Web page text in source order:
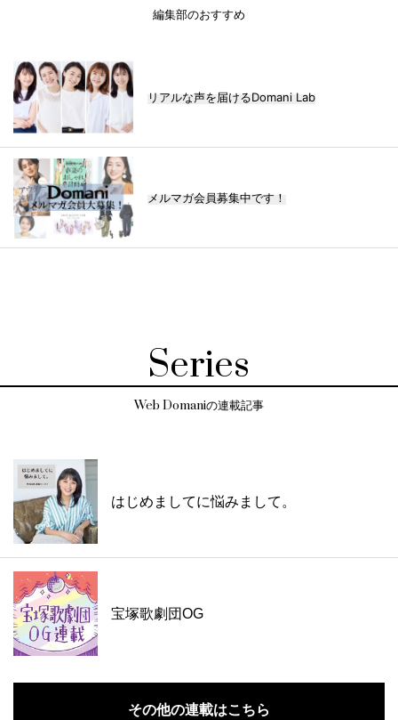
編集部のおすすめ
リアルな声を届けるDomani Lab
メルマガ会員募集中です！
Series
Web Domaniの連載記事
はじめましてに悩みまして。
宝塚歌劇団OG
その他の連載はこちら